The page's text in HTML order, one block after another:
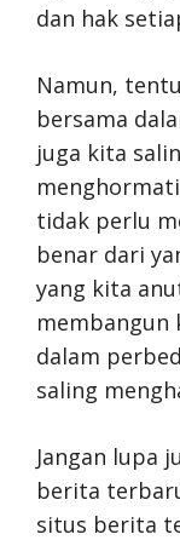
dan hak
Namun,
bersama
juga kita
tidak perlu
benar dari
yang kita
membangun
dalam
saling
Jangan lupa
berita
situs berita